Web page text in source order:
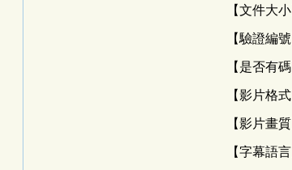
【文件大
【驗證編
【是否有
【影片格
【影片畫
【字幕語